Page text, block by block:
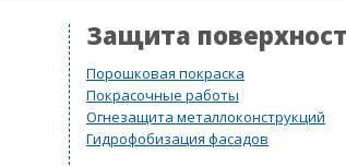
Защита
Порошковая покраска
Покрасочные работы
Огнезащита металлоконструкций
Гидрофобизация фасадов